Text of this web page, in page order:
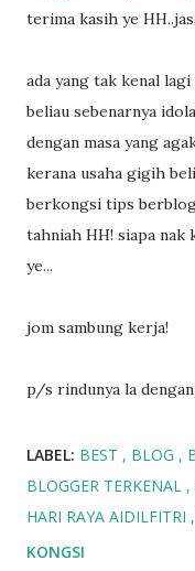
terima kasih ye
ada yang tak kenal
beliau sebenarnya
dengan masa yang
kerana usaha gigih
berkongsi tips
tahniah HH! siapa nak
ye...
jom sambung kerja!
p/s rindunya la dengan
LABEL: BEST BLOG
BLOGGER TERKENAL
HARI RAYA AIDILFITRI
KONGSI